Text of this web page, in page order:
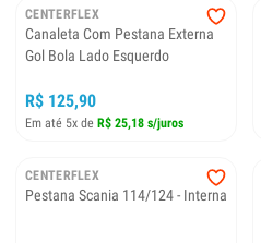
CENTERFLEX
Canaleta Com Pestana Externa
Gol Bola Lado Esquerdo
R$ 125,90
Em até 5x de R$ 25,18 s/juros
CENTERFLEX
Pestana Scania 114/124 - Interna